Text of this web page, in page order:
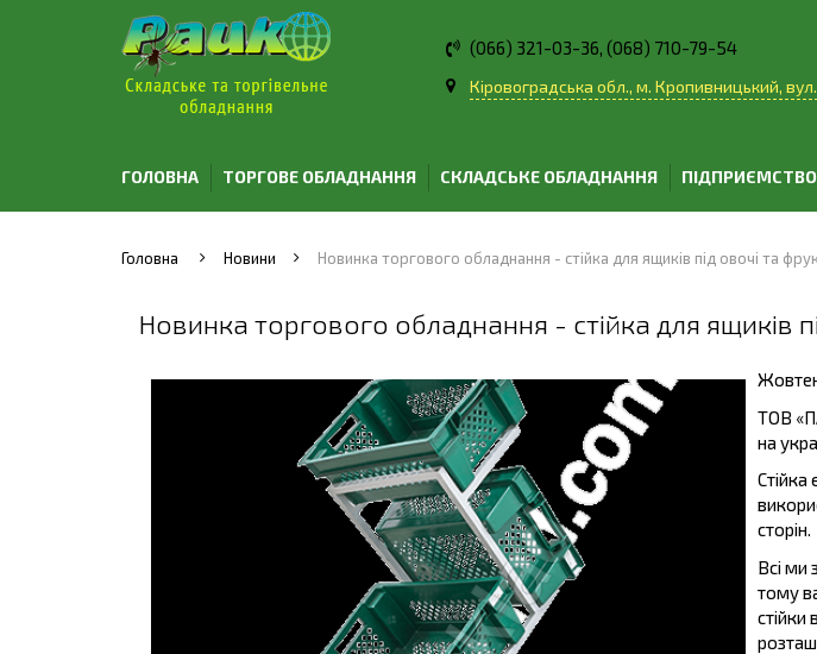
(066) 321-03-36, (068) 710-79-54
Кіровоградська обл., м. Кропивницький, вул.
ГОЛОВНА ТОРГОВЕ ОБЛАДНАННЯ СКЛАДСЬКЕ ОБЛАДНАННЯ ПІДПРИЄМСТВО
Головна Новини Новинка торгового обладнання - стійка для ящиків під овочі та
Новинка торгового обладнання - стійка для ящиків
ТОВ
на
сторін.
Всі ми
тому